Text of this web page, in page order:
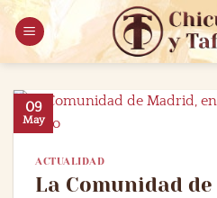
Saltar
contenido
09
May
ACTUALIDAD
La Comunidad